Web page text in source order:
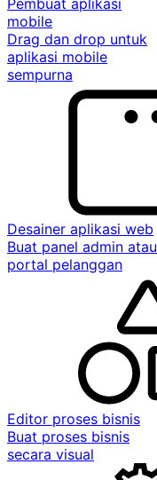
Pembuat aplikasi
mobile
Drag dan drop untuk
aplikasi mobile
sempurna
Desainer aplikasi web
Buat panel admin atau
portal pelanggan
Editor proses bisnis
Buat proses bisnis
secara visual